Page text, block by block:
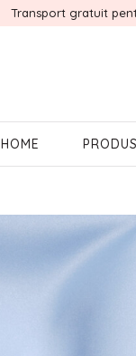
Transport gratuit
HOME